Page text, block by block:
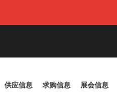
供应信息 求购信息 展会信息